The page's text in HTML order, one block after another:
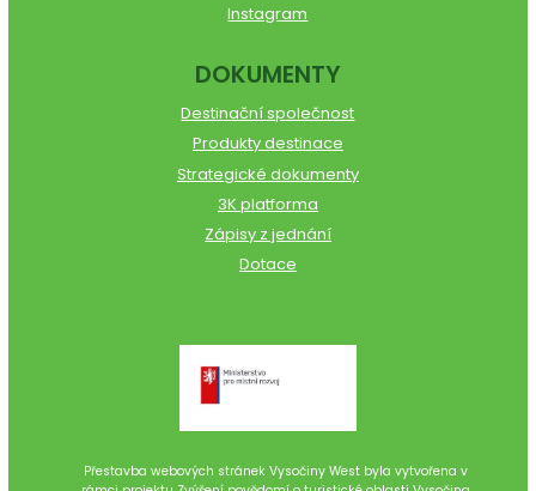
Instagram
DOKUMENTY
Destinační společnost
Produkty destinace
Strategické dokumenty
3K platforma
Zápisy z jednání
Dotace
Přestavba webových stránek Vysočiny West byla vytvořena v